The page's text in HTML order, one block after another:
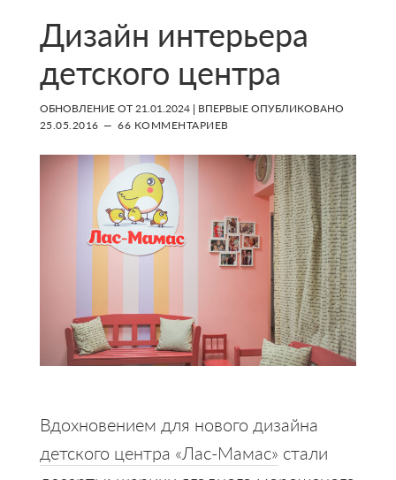
Дизайн интерьера
детского центра
ОБНОВЛЕНИЕ ОТ21.01.2024| ВПЕРВЫЕ ОПУБЛИКОВАНО
25.05.2016
66 КОММЕНТАРИЕВ
Вдохновением для нового дизайна
детского центра «Лас-Мамас» стали